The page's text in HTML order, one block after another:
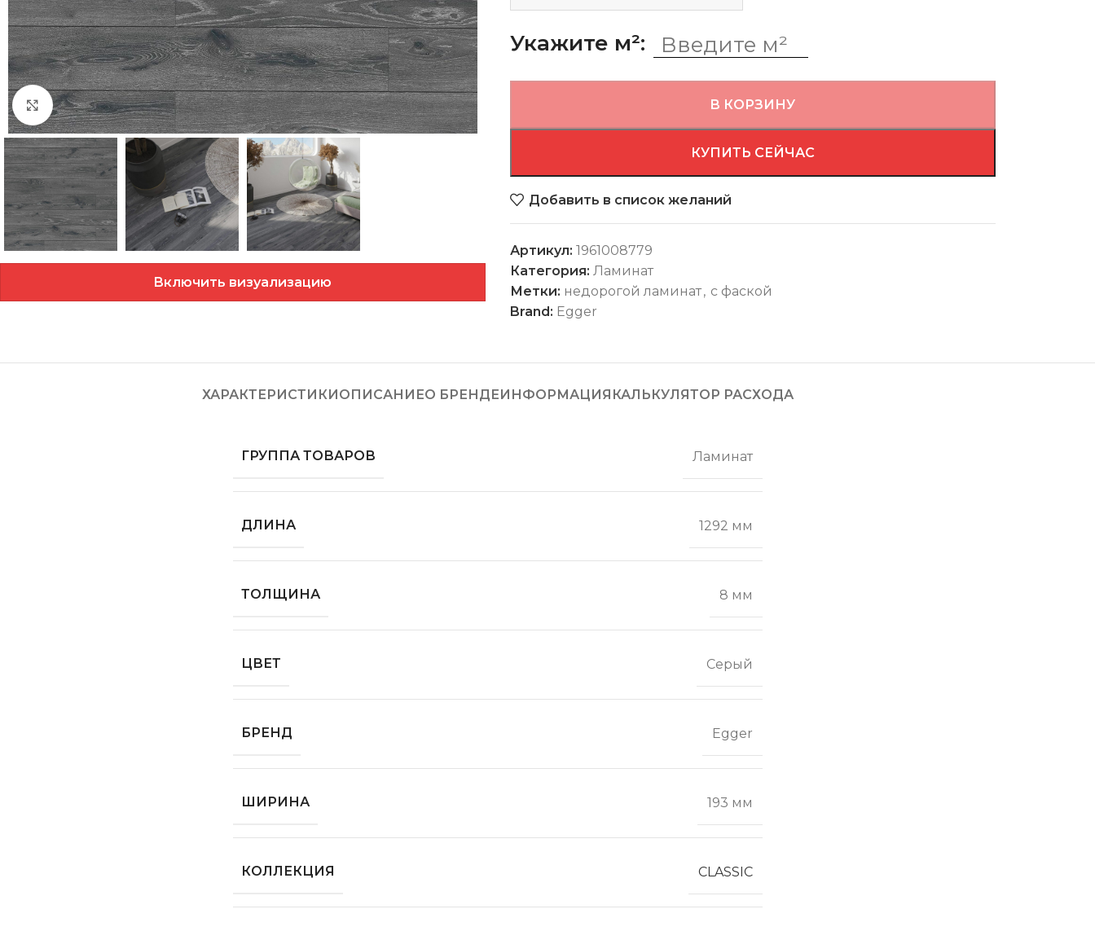
Нажмите, чтобы увеличить
Включить визуализацию
Укажите м²:
В КОРЗИНУ
КУПИТЬ СЕЙЧАС
Добавить в список желаний
Артикул: 1961008779
Категория: Ламинат
Метки: недорогой ламинат, с фаской
Brand: Egger
ХАРАКТЕРИСТИКИОПИСАНИЕО БРЕНДЕИНФОРМАЦИЯ КАЛЬКУЛЯТОР РАСХОДА
ГРУППА ТОВАРОВ Ламинат
ДЛИНА 1292 мм
ТОЛЩИНА 8 мм
ЦВЕТ Серый
БРЕНД Egger
ШИРИНА 193 мм
КОЛЛЕКЦИЯ CLASSIC